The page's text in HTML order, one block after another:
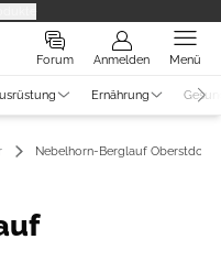
Forum Anmelden Menü
Ernährung
Nebelhorn-Berglauf Oberstdorf